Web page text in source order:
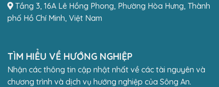
Tầng 3, 16A Lê Hồng Phong, Phường Hòa Hưng, Thành
phố Hồ Chí Minh, Việt Nam
TÌM HIỂU VỀ HƯỚNG NGHIỆP
Nhận các thông tin cập nhật nhất về các tài nguyên và
chương trình và dịch vụ hướng nghiệp của Sông An.